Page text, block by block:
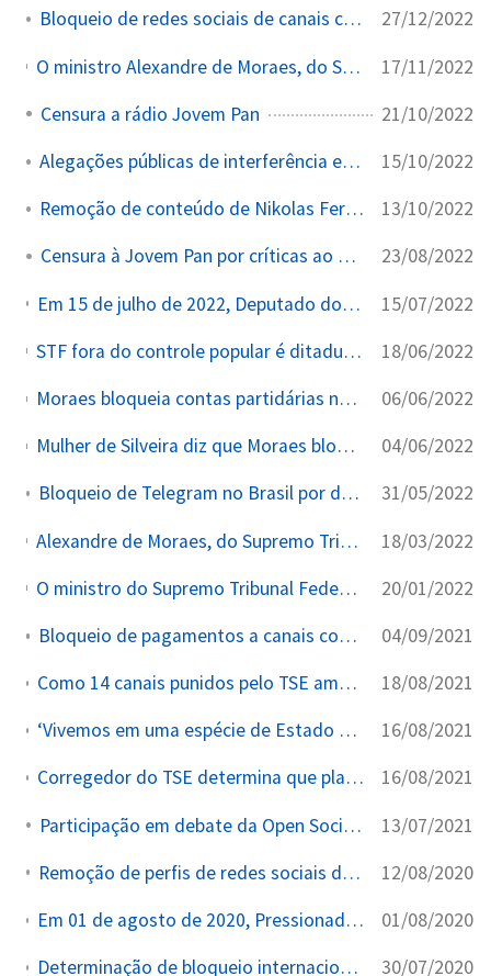
Bloqueio de redes sociais de canais conservadores 27/12/2022
O ministro Alexandre de Moraes, do Supremo Tribunal Federal (STF), determinou o bloqueio de contas de 43 pessoas e empresas que podem ter relação com a organização de atos antidemocráticos que se espalharam pelo país após a derrota do presidente Jair Bolsonaro (PL) nas eleições. 17/11/2022
Censura a rádio Jovem Pan 21/10/2022
Alegações públicas de interferência e censura eleitoral 15/10/2022
Remoção de conteúdo de Nikolas Ferreira sobre eleições 13/10/2022
Censura à Jovem Pan por críticas ao TSE 23/08/2022
Em 15 de julho de 2022, Deputado do ES tem conta do Instagram suspensa por decisão do STF. 15/07/2022
STF fora do controle popular é ditadura! A esquerda de conjunto precisa se levantar em defesa de uma mudança profunda no judiciário e em todo o regime político. 18/06/2022
Moraes bloqueia contas partidárias nas vésperas do pleito. Por determinação monocrática do Ministro do STF Alexandre de Moraes, as contas nas redes sociais do PCO foram bloqueadas. 06/06/2022
Mulher de Silveira diz que Moraes bloqueou sua conta bancária. Defesa diz que não há processo ou ordem escrita no sistema do STF; Supremo afirma que processo está em sigilo... 04/06/2022
Bloqueio de Telegram no Brasil por desobediência a ordens judiciais 31/05/2022
Alexandre de Moraes, do Supremo Tribunal Federal (STF), determinou a suspensão do aplicativo de mensagens A ordem atende a um pedido da e foi encaminhada a plataformas digitais e provedores de internet, que devem adotar os mecanismos para inviabilizar a utilização do aplicativo Telegram no país. 18/03/2022
O ministro do Supremo Tribunal Federal (STF) Alexandre de Moraes determinou o bloqueio das contas do Partido da Causa Operária (PCO) nas redes sociais. A medida vale para Twitter, Instagram,... 20/01/2022
Bloqueio de pagamentos a canais conservadores no YouTube 04/09/2021
Como 14 canais punidos pelo TSE amplificaram narrativas pró-voto impresso no YouTube. 18/08/2021
‘Vivemos em uma espécie de Estado de exceção’, critica Van Hattem sobre STF e TSE. 16/08/2021
Corregedor do TSE determina que plataformas digitais suspendam repasses financeiros a páginas que propagam desinformação. 16/08/2021
Participação em debate da Open Society Foundations 13/07/2021
Remoção de perfis de redes sociais de investigados no inquérito fake news 12/08/2020
Em 01 de agosto de 2020, Pressionado por STF, Facebook bloqueia globalmente contas de apoiadores de Bolsonaro. 01/08/2020
Determinação de bloqueio internacional de contas de redes sociais de investigados no inquérito fake news 30/07/2020